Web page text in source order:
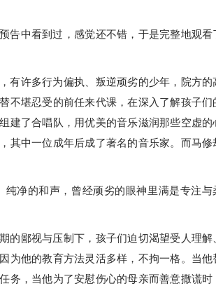
告中看到过，感觉还不错，于是完整地观看
有许多行为偏执、叛逆顽劣的少年，院方的
不堪忍受的前任来代课，在深入了解孩子们
建了合唱队，用优美的音乐滋润那些空虚的
其中一位成年后成了著名的音乐家。而马修
净的和声，曾经顽劣的眼神里满是专注与
鄙视与压制下，孩子们迫切渴望受人理解、
为他的教育方法灵活多样，不拘一格。当他
，当他为了安慰伤心的母亲而善意撒谎时